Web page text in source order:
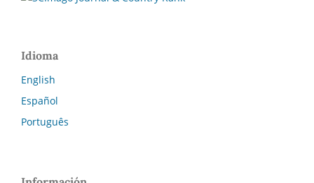
Idioma
English
Español
Português